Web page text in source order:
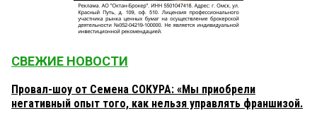
СВЕЖИЕ НОВОСТИ
Провал-шоу от Семена СОКУРА: «Мы приобрели
негативный опыт того, как нельзя управлять франшизой.